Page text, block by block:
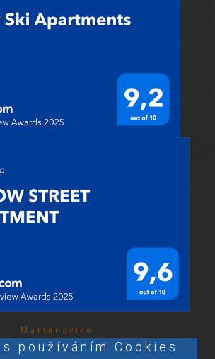
Mariánovice
používáním Cookies